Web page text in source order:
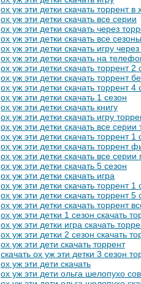
ох уж эти детки скачать торрент
ох уж эти детки скачать все серии
ох уж эти детки скачать через
ох уж эти детки скачать все
ох уж эти детки скачать игру
ох уж эти детки скачать на
ох уж эти детки скачать торрент 2
ох уж эти детки скачать торрент
ох уж эти детки скачать торрент 4
ох уж эти детки скачать 1 сезон
ох уж эти детки скачать книгу
ох уж эти детки скачать игру
ох уж эти детки скачать все серии
ох уж эти детки скачать торрент 1
ох уж эти детки скачать торрент
ох уж эти детки скачать все серии
ох уж эти детки скачать 5 сезон
ох уж эти детки скачать игра
ох уж эти детки скачать торрент 1
ох уж эти детки скачать торрент 5
ох уж эти детки скачать торрент
ох уж эти детки 1 сезон скачать
ох уж эти детки игра скачать
ох уж эти детки 2 сезон скачать
ох уж эти дети скачать торрент
скачать ох уж эти детки 3 сезон
ох уж эти дети скачать
ох уж эти дети ольга шелопухо